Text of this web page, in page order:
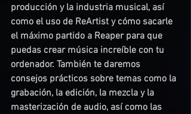
producción y la industria musical, así
como el uso de ReArtist y cómo sacarle
el máximo partido a Reaper para que
puedas crear música increíble con tu
ordenador. También te daremos
consejos prácticos sobre temas como la
grabación, la edición, la mezcla y la
masterización de audio, así como las